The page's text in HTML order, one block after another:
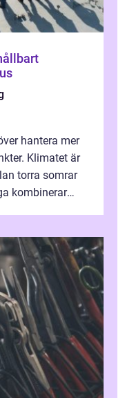
hantera mer
Klimatet är
torra somrar
kombinerar